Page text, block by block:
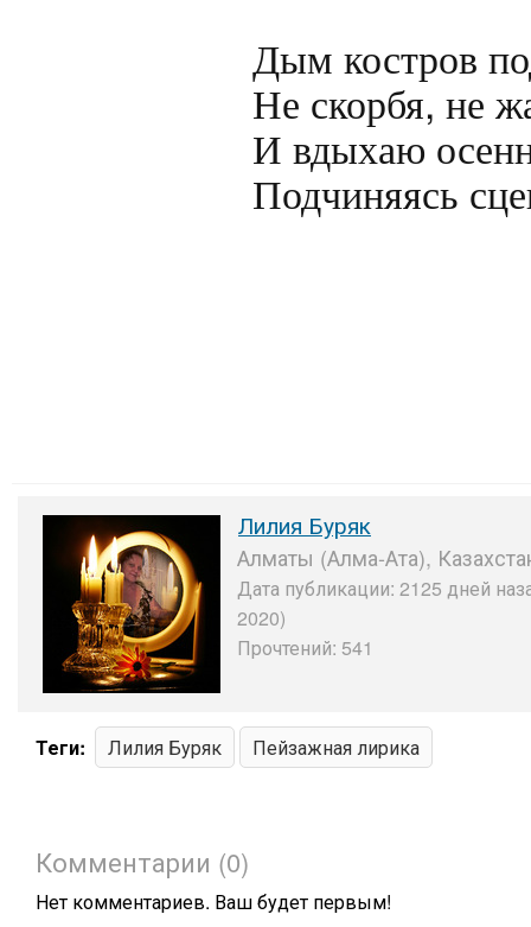
Дым костров
Не скорбя, не
И вдыхаю
Подчиняясь
Лилия Буряк
Алматы (Алма-Ата),
Дата публикации: 2125 дней
2020)
Прочтений: 541
Теги: Лилия Буряк Пейзажная лирика
Комментарии (0)
Нет комментариев. Ваш будет первым!